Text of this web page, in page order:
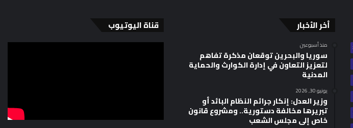
أخر الأخبار
منذ أسبوعين
سوريا والبحرين توقعان مذكرة تفاهم
لتعزيز التعاون في إدارة الكوارث والحماية
المدنية
يونيو 30, 2026
وزير العدل: إنكار جرائم النظام البائد أو
تبريرها مخالفة دستورية.. ومشروع قانون
خاص إلى مجلس الشعب
قناة اليوتيوب